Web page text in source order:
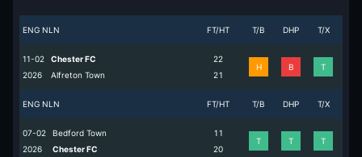
ENG NLN FT/HT T/B DHP T/X
11-02
2026
Chester FC
Alfreton Town
2
2
2
1
H B T
ENG NLN FT/HT T/B DHP T/X
07-02
2026
Bedford Town
Chester FC
1
2
1
0
T T T